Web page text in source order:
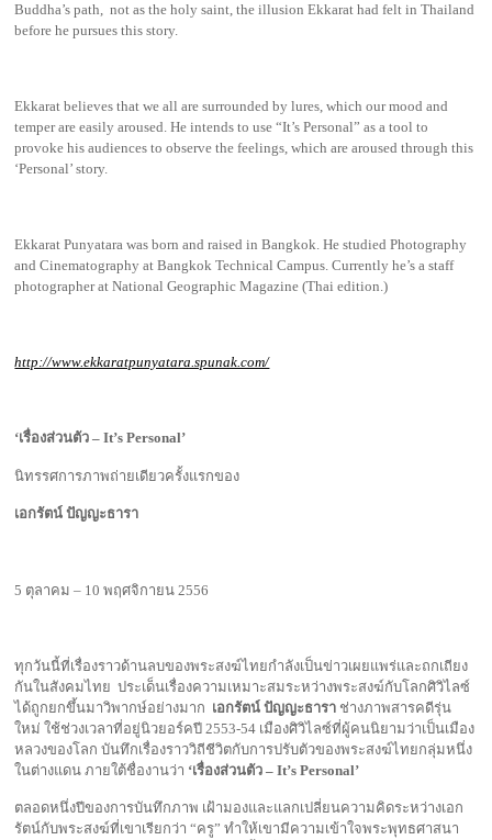
Buddha’s path, not as the holy saint, the illusion Ekkarat had felt in Thailand
before he pursues this story.
Ekkarat believes that we all are surrounded by lures, which our mood and
temper are easily aroused. He intends to use “It’s Personal” as a tool to
provoke his audiences to observe the feelings, which are aroused through this
‘Personal’ story.
Ekkarat Punyatara was born and raised in Bangkok. He studied Photography
and Cinematography at Bangkok Technical Campus. Currently he’s a staff
photographer at National Geographic Magazine (Thai edition.)
http://www.ekkaratpunyatara.spunak.com/
‘เรื่องส่วนตัว – It’s Personal’
นิทรรศการภาพถ่ายเดียวครั้งแรกของ
เอกรัตน์ ปัญญะธารา
5 ตุลาคม – 10 พฤศจิกายน 2556
ทุกวันนี้ที่เรื่องราวด้านลบของพระสงฆ์ไทยกำลังเป็นข่าวเผยแพร่และถกเถียง
กันในสังคมไทย ประเด็นเรื่องความเหมาะสมระหว่างพระสงฆ์กับโลกศิวิไลซ์
ได้ถูกยกขึ้นมาวิพากษ์อย่างมาก เอกรัตน์ ปัญญะธารา ช่างภาพสารคดีรุ่น
ใหม่ ใช้ช่วงเวลาที่อยู่นิวยอร์คปี 2553-54 เมืองศิวิไลซ์ที่ผู้คนนิยามว่าเป็นเมือง
หลวงของโลก บันทึกเรื่องราววิถีชีวิตกับการปรับตัวของพระสงฆ์ไทยกลุ่มหนึ่ง
ในต่างแดน ภายใต้ชื่องานว่า ‘เรื่องส่วนตัว – It’s Personal’
ตลอดหนึ่งปีของการบันทึกภาพ เฝ้ามองและแลกเปลี่ยนความคิดระหว่างเอก
รัตน์กับพระสงฆ์ที่เขาเรียกว่า “ครู” ทำให้เขามีความเข้าใจพระพุทธศาสนา